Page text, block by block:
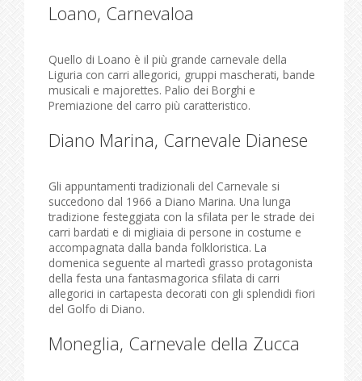
Loano, Carnevaloa
Quello di Loano è il più grande carnevale della
Liguria con carri allegorici, gruppi mascherati, bande
musicali e majorettes. Palio dei Borghi e
Premiazione del carro più caratteristico.
Diano Marina, Carnevale Dianese
Gli appuntamenti tradizionali del Carnevale si
succedono dal 1966 a Diano Marina. Una lunga
tradizione festeggiata con la sfilata per le strade dei
carri bardati e di migliaia di persone in costume e
accompagnata dalla banda folkloristica. La
domenica seguente al martedì grasso protagonista
della festa una fantasmagorica sfilata di carri
allegorici in cartapesta decorati con gli splendidi fiori
del Golfo di Diano.
Moneglia, Carnevale della Zucca